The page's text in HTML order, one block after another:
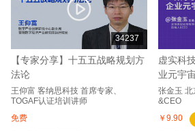
34237
【专家分享】十五五战略规划方
法论
王仰富 客纳思科技 首席专家、
TOGAF认证培训讲师
免费
虚实科
业元宇
张金玉 北
&CEO
￥9.90